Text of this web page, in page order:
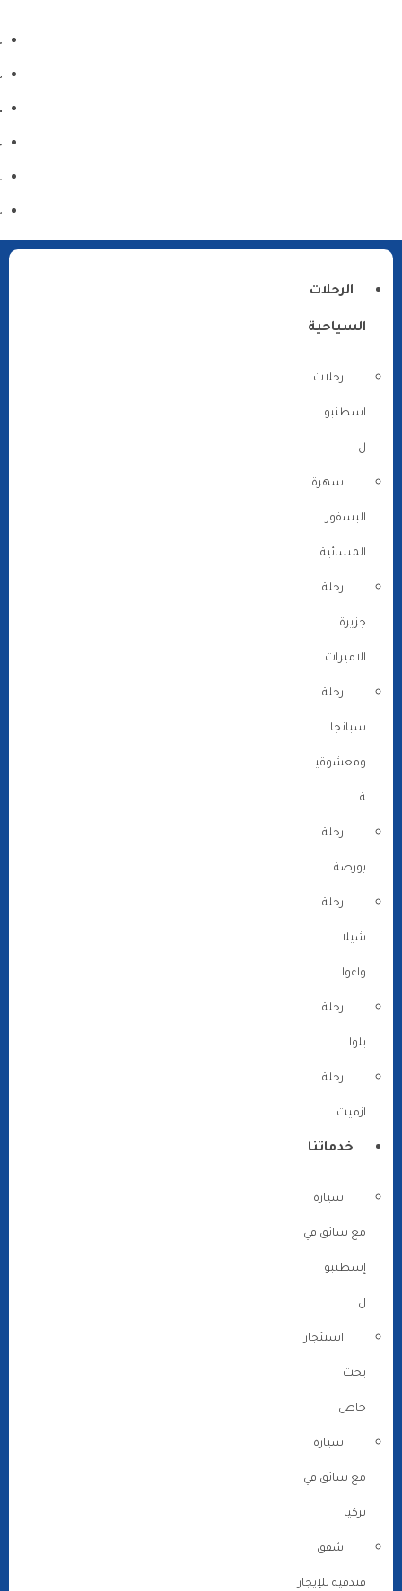
الرحلات
السياحية
رحلات
اسطنبو
ل
سهرة
البسفور
المسائية
رحلة
جزيرة
الاميرات
رحلة
سبانجا
ومعشوقي
ة
رحلة
بورصة
رحلة
شيلا
واغوا
رحلة
يلوا
رحلة
ازميت
خدماتنا
سيارة
مع سائق في
إسطنبو
ل
استئجار
يخت
خاص
سيارة
مع سائق في
تركيا
شقق
فندقية للإيجار